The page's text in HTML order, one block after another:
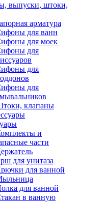
выпуски, штоки,
арматура
для ванн
для моек
для
для
для
клапаны
и
части
для унитаза
для ванной
для ванной
в ванную